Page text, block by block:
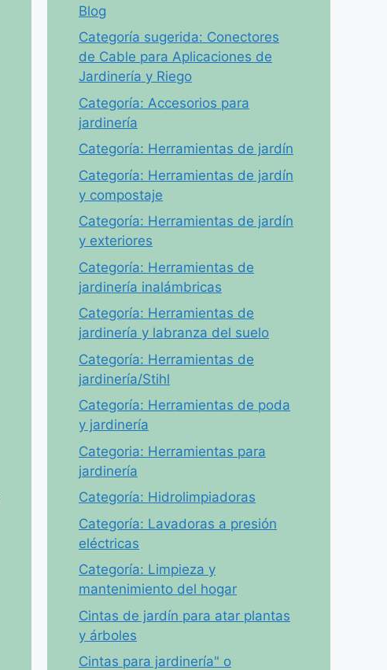
Blog
Categoría sugerida: Conectores
de Cable para Aplicaciones de
Jardinería y Riego
Categoría: Accesorios para
jardinería
Categoría: Herramientas de jardín
Categoría: Herramientas de jardín
y compostaje
Categoría: Herramientas de jardín
y exteriores
Categoría: Herramientas de
jardinería inalámbricas
Categoría: Herramientas de
jardinería y labranza del suelo
Categoría: Herramientas de
jardinería/Stihl
Categoría: Herramientas de poda
y jardinería
Categoria: Herramientas para
jardinería
Categoría: Hidrolimpiadoras
Categoría: Lavadoras a presión
eléctricas
Categoría: Limpieza y
mantenimiento del hogar
Cintas de jardín para atar plantas
y árboles
Cintas para jardinería" o